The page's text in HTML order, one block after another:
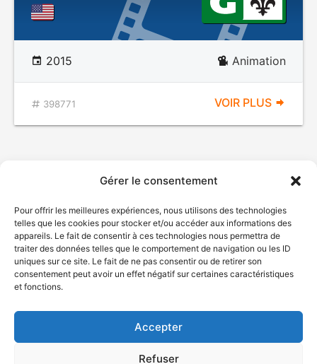
Gérer le consentement
Pour offrir les meilleures expériences, nous utilisons des technologies
telles que les cookies pour stocker et/ou accéder aux informations des
appareils. Le fait de consentir à ces technologies nous permettra de
traiter des données telles que le comportement de navigation ou les ID
uniques sur ce site. Le fait de ne pas consentir ou de retirer son
consentement peut avoir un effet négatif sur certaines caractéristiques
et fonctions.
Accepter
Refuser
2015 Animation
398771 VOIR PLUS
© Gouvernement du Québec, 2026
Plan du site
Accessibilité
Accès à l'information
Déclaration de services